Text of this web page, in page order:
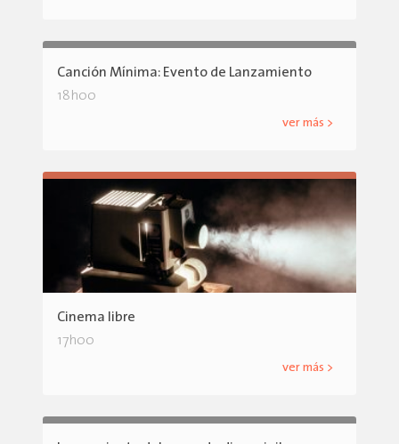
Canción Mínima: Evento de Lanzamiento
18h00
ver más >
Cinema libre
17h00
ver más >